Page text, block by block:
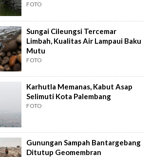
FOTO
Sungai Cileungsi Tercemar
Limbah, Kualitas Air Lampaui Baku
Mutu
FOTO
Karhutla Memanas, Kabut Asap
Selimuti Kota Palembang
FOTO
Gunungan Sampah Bantargebang
Ditutup Geomembran